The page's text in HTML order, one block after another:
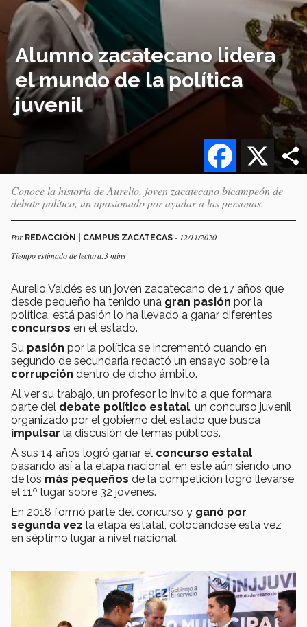
Alumno zacatecano lidera
el mundo de la política
juvenil
X
Facebook
Conoce la historia de Aurelio, joven zacatecano bicampeón de
debate político, un apasionado por ayudar a las personas.
Por REDACCIÓN | CAMPUS ZACATECAS - 12/11/2020
Tiempo estimado de lectura:3 mins
Aurelio Valdés es un joven zacatecano de 17 años que
desde pequeño ha tenido una gran pasión por la
política, está pasión lo ha llevado a ganar diferentes
concursos en el estado.
Su pasión por la política se incrementó cuando en
segundo de secundaria redactó un ensayo sobre la
corrupción dentro de dicho ámbito.
Al ver su trabajo, un profesor lo invitó a que formara
parte del debate político estatal , un concurso juvenil
organizado por el gobierno del estado que busca
impulsar la discusión de temas públicos.
A sus 14 años logró ganar el concurso estatal
pasando así a la etapa nacional, en este aún siendo uno
de los más pequeños de la competición logró llevarse
el 11º lugar sobre 32 jóvenes.
En 2018 formó parte del concurso y ganó por
segunda vez la etapa estatal, colocándose esta vez
en séptimo lugar a nivel nacional.